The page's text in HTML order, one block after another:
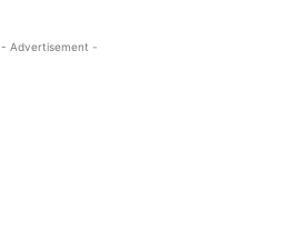
- Advertisement -